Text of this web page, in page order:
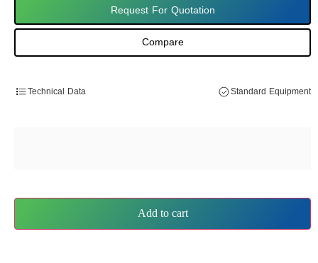
Request For Quotation
Compare
Technical Data Standard Equipment
Add to cart